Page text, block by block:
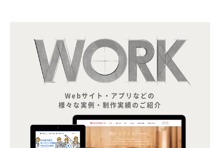
Webサイト・アプリなどの
様々な実例・制作実績のご紹介